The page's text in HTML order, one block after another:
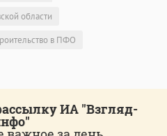
области
в ПФО
ИА "Взгляд-